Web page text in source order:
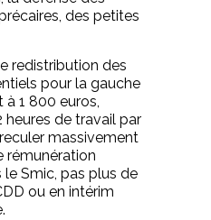
des petites
redistribution des
pour la gauche
à 1 800 euros,
heures de travail par
massivement
rémunération
Smic, pas plus de
ou en intérim